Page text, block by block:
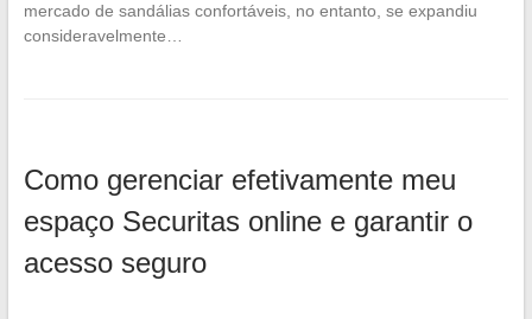
mercado de sandálias confortáveis, no entanto, se expandiu
consideravelmente…
Como gerenciar efetivamente meu
espaço Securitas online e garantir o
acesso seguro